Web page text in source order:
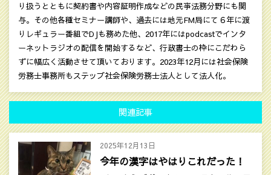
り扱うとともに契約書や内容証明作成などの民亊法務分野にも関
与。その他各種セミナー講師や、過去には地元FM局にて６年に渡
りレギュラー番組でDJも務めた他、2017年にはpodcastでインタ
ーネットラジオの配信を開始するなど、行政書士の枠にこだわら
ずに幅広く活動させて頂いております。2023年12月には社会保険
労務士事務所もステップ社会保険労務士法人として法人化。
関連記事
2025年12月13日
今年の漢字はやはりこれだった！